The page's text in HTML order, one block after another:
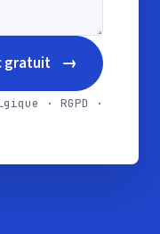
gratuit →
· RGPD ·